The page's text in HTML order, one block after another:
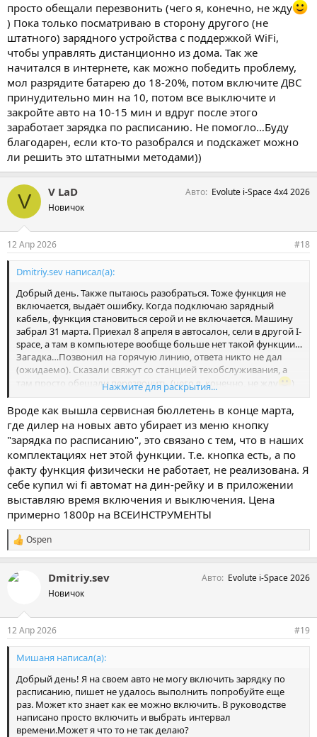
просто обещали перезвонить (чего я, конечно, не жду
) Пока только посматриваю в сторону другого (не
штатного) зарядного устройства с поддержкой WiFi,
чтобы управлять дистанционно из дома. Так же
начитался в интернете, как можно победить проблему,
мол разрядите батарею до 18-20%, потом включите ДВС
принудительно мин на 10, потом все выключите и
закройте авто на 10-15 мин и вдруг после этого
заработает зарядка по расписанию. Не помогло…Буду
благодарен, если кто-то разобрался и подскажет можно
ли решить это штатными методами))
V V LaD
Новичок
Авто Evolute i-Space 4x4 2026
12 Апр 2026 #18
Dmitriy.sev написал(а):
Добрый день. Также пытаюсь разобраться. Тоже функция не
включается, выдаёт ошибку. Когда подключаю зарядный
кабель, функция становиться серой и не включается. Машину
забрал 31 марта. Приехал 8 апреля в автосалон, сели в другой I-
space, а там в компьютере вообще больше нет такой функции…
Загадка…Позвонил на горячую линию, ответа никто не дал
(ожидаемо). Сказали свяжут со станцией техобслуживания, а
там просто обещали перезвонить (чего я, конечно, не жду
)
Пока только посматриваю в сторону другого (не штатного)
зарядного устройства с поддержкой WiFi, чтобы управлять
дистанционно из дома. Так же начитался в интернете, как
можно победить проблему, мол разрядите батарею до 18-20%,
потом включите ДВС принудительно мин на 10, потом все
выключите и закройте авто на 10-15 мин и вдруг после этого
заработает зарядка по расписанию. Не помогло…Буду
благодарен, если кто-то разобрался и подскажет можно ли
решить это штатными методами))
Нажмите для раскрытия...
Вроде как вышла сервисная бюллетень в конце марта,
где дилер на новых авто убирает из меню кнопку
"зарядка по расписанию", это связано с тем, что в наших
комплектациях нет этой функции. Т.е. кнопка есть, а по
факту функция физически не работает, не реализована. Я
себе купил wi fi автомат на дин-рейку и в приложении
выставляю время включения и выключения. Цена
примерно 1800р на ВСЕИНСТРУМЕНТЫ
С
и
п
:
Ospen
Dmitriy.sev
Новичок
Авто Evolute i-Space 2026
12 Апр 2026 #19
Мишаня написал(а):
Добрый день! Я на своем авто не могу включить зарядку по
расписанию, пишет не удалось выполнить попробуйте еще
раз. Может кто знает как ее можно включить. В руководстве
написано просто включить и выбрать интервал
времени.Может я что то не так делаю?